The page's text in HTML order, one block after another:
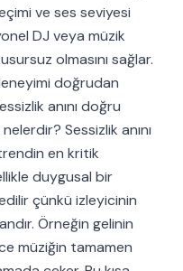
ve ses seviyesi
DJ veya müzik
olmasını sağlar.
doğrudan
anını doğru
Sessizlik anını
en kritik
duygusal bir
çünkü izleyicinin
Örneğin gelinin
müziğin tamamen